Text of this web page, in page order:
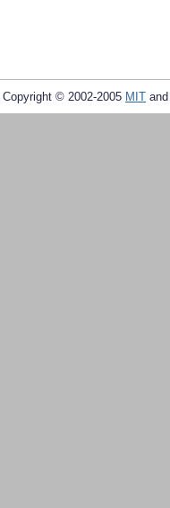
Copyright © 2002-2005 MIT